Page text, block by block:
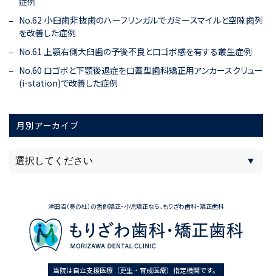
No.62 小臼歯非抜歯のハーフリンガルでガミースマイルと空隙歯列
を改善した症例
No.61 上顎右側大臼歯の予後不良と口ゴボ感を有する叢生症例
No.60 口ゴボと下顎後退症を口蓋型歯科矯正用アンカースクリュー
(i-station)で改善した症例
月別アーカイブ
津田沼（奏の杜）の舌側矯正・小児矯正なら、もりざわ歯科・矯正歯科
当院は自立支援医療（更生・育成医療）指定機関です。